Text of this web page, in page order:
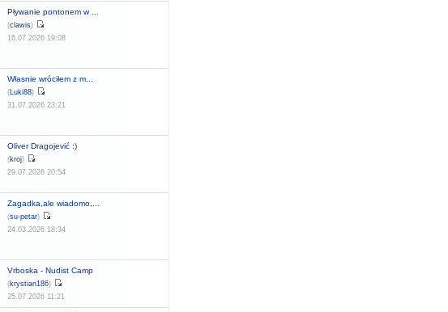
Pływanie pontonem w ...
(clawis)
16.07.2026 19:08
Własnie wróciłem z m...
(Luki88)
31.07.2026 23:21
Oliver Dragojević :)
(kroj)
29.07.2026 20:54
Zagadka,ale wiadomo,...
(su-petar)
24.03.2026 18:34
Vrboska - Nudist Camp
(krystian186)
25.07.2026 11:21